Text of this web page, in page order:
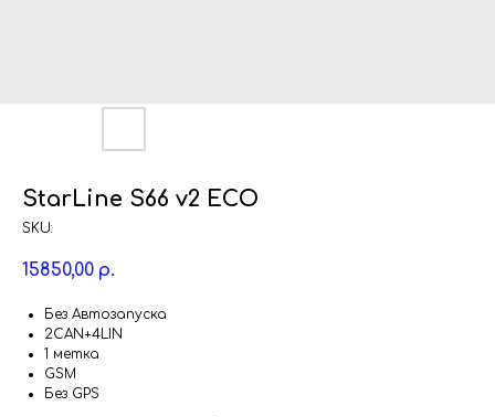
StarLine S66 v2 ECO
SKU:
15850,00 р.
Без Автозапуска
2CAN+4LIN
1 метка
GSM
Без GPS